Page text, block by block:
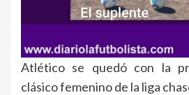
Atlético se quedó con la
clásico femenino de la liga